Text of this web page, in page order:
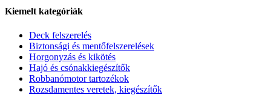
Kiemelt kategóriák
Deck felszerelés
Biztonsági és mentőfelszerelések
Horgonyzás és kikötés
Hajó és csónakkiegészítők
Robbanómotor tartozékok
Rozsdamentes veretek, kiegészítők